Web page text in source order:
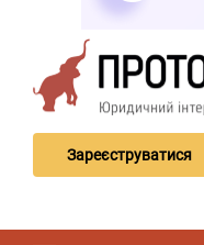
Зареєструватися